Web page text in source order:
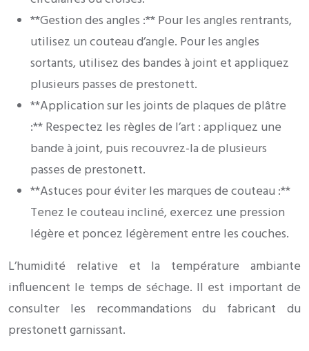
**Gestion des angles :** Pour les angles rentrants,
utilisez un couteau d’angle. Pour les angles
sortants, utilisez des bandes à joint et appliquez
plusieurs passes de prestonett.
**Application sur les joints de plaques de plâtre
:** Respectez les règles de l’art : appliquez une
bande à joint, puis recouvrez-la de plusieurs
passes de prestonett.
**Astuces pour éviter les marques de couteau :**
Tenez le couteau incliné, exercez une pression
légère et poncez légèrement entre les couches.
L’humidité relative et la température ambiante
influencent le temps de séchage. Il est important de
consulter les recommandations du fabricant du
prestonett garnissant.